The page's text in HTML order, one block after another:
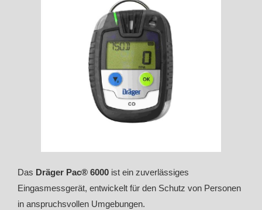
Das Dräger Pac® 6000 ist ein zuverlässiges
Eingasmessgerät, entwickelt für den Schutz von Personen
in anspruchsvollen Umgebungen.